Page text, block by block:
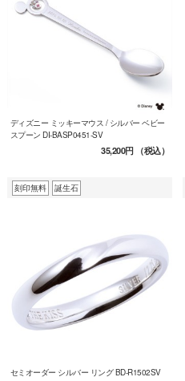
ディズニー ミッキーマウス / シルバー ベビー
スプーン DI-BASP0451-SV
35,200円（税込）
刻印無料 誕生石
セミオーダー シルバー リング BD-R1502SV